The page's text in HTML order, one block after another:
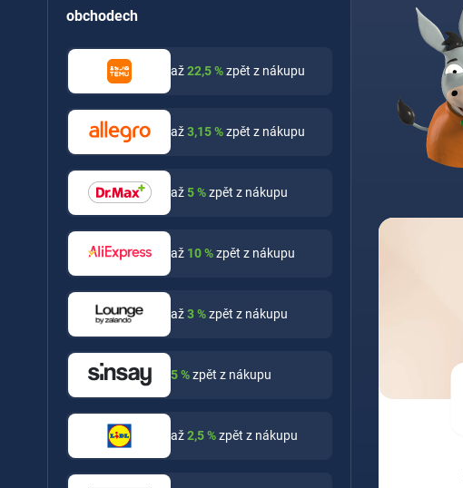
obchodech
až22,5%zpět z nákupu
až3,15%zpět z nákupu
až5%zpět z nákupu
až 10%zpět z nákupu
až3%zpět z nákupu
5%zpět z nákupu
až2,5%zpět z nákupu